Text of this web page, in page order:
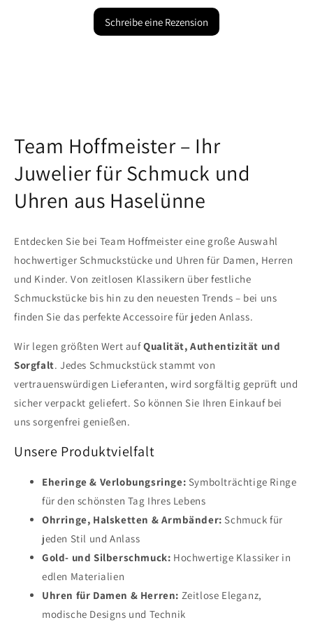
Schreibe eine Rezension
Team Hoffmeister – Ihr
Juwelier für Schmuck und
Uhren aus Haselünne
Entdecken Sie bei Team Hoffmeister eine große Auswahl
hochwertiger Schmuckstücke und Uhren für Damen, Herren
und Kinder. Von zeitlosen Klassikern über festliche
Schmuckstücke bis hin zu den neuesten Trends – bei uns
finden Sie das perfekte Accessoire für jeden Anlass.
Wir legen größten Wert aufQualität, Authentizität und
Sorgfalt. Jedes Schmuckstück stammt von
vertrauenswürdigen Lieferanten, wird sorgfältig geprüft und
sicher verpackt geliefert. So können Sie Ihren Einkauf bei
uns sorgenfrei genießen.
Unsere Produktvielfalt
Eheringe & Verlobungsringe: Symbolträchtige Ringe
für den schönsten Tag Ihres Lebens
Ohrringe, Halsketten & Armbänder: Schmuck für
jeden Stil und Anlass
Gold- und Silberschmuck: Hochwertige Klassiker in
edlen Materialien
Uhren für Damen & Herren: Zeitlose Eleganz,
modische Designs und Technik